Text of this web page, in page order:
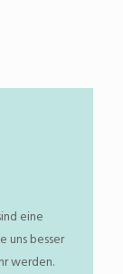
eine
uns besser
werden.